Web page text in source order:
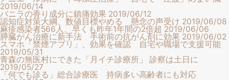
2019/06/14
バニラの香り成分に鎮痛効果 2019/06/12
認知症対策大綱、数値目標やめる 懸念の声受け 2019/06/08
麻疹感染者566人、早くも昨年1年間の2倍超 2019/06/06
膵臓がん治療に新手法 手術前の抗がん剤に効果 2019/06/02
スマホ「禁煙アプリ」、効果を確認 自宅や職場で支援可能
2019/05/31
青森の無医村にできた「月イチ診療所」 診察は土日に
2019/05/27
「何でも診る」総合診療医 持病多い高齢者にも対応